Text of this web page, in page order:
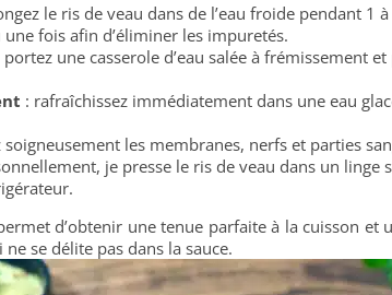
le ris de veau dans de l’eau froide pendant 1
une fois afin d’éliminer les impuretés.
portez une casserole d’eau salée à frémissement
: rafraîchissez immédiatement dans une eau
soigneusement les membranes, nerfs et parties
je presse le ris de veau dans un linge
d’obtenir une tenue parfaite à la cuisson et
se délite pas dans la sauce.